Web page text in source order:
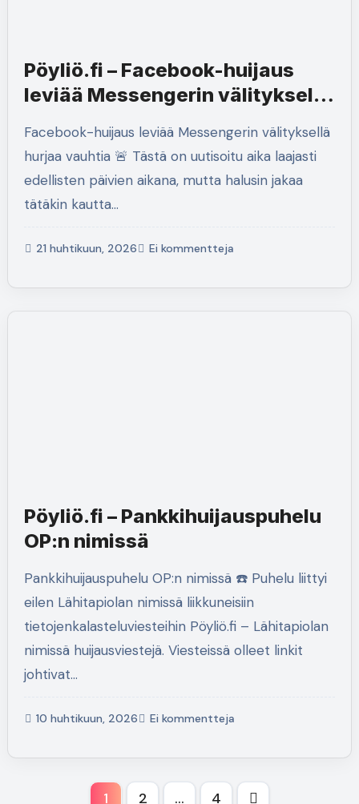
Pöyliö.fi – Facebook-huijaus
leviää Messengerin välityksellä
Facebook-huijaus leviää Messengerin välityksellä
hurjaa vauhtia 🚨 Tästä on uutisoitu aika laajasti
edellisten päivien aikana, mutta halusin jakaa
tätäkin kautta…
21 huhtikuun, 2026 Ei kommentteja
Pöyliö.fi – Pankkihuijauspuhelu
OP:n nimissä
Pankkihuijauspuhelu OP:n nimissä ☎️ Puhelu liittyi
eilen Lähitapiolan nimissä liikkuneisiin
tietojenkalasteluviesteihin Pöyliö.fi – Lähitapiolan
nimissä huijausviestejä. Viesteissä olleet linkit
johtivat…
10 huhtikuun, 2026 Ei kommentteja
Artikkelien
1 2 … 4